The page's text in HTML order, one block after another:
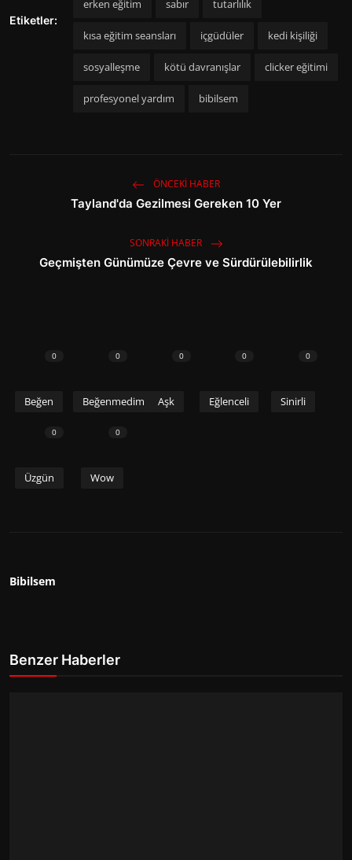
Etiketler:
erken eğitim sabır tutarlılık
kısa eğitim seansları içgüdüler kedi kişiliği
sosyalleşme kötü davranışlar clicker eğitimi
profesyonel yardım bibilsem
ÖNCEKI HABER
Tayland'da Gezilmesi Gereken 10 Yer
SONRAKI HABER
Geçmişten Günümüze Çevre ve Sürdürülebilirlik
0
Beğen
0
Beğenmedim
0
Aşk
0
Eğlenceli
0
Sinirli
0
Üzgün
0
Wow
Bibilsem
Benzer Haberler